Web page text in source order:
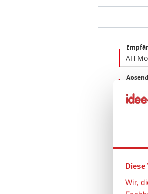
Diese
Wir,
E-Mail